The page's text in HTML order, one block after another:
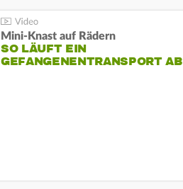
Mini-Knast auf Rädern
SO LÄUFT EIN
GEFANGENENTRANSPORT AB